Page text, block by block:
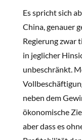
Es spricht sich
China, genauer
Regierung zwar
in jeglicher
unbeschränkt.
neben dem
ökonomische
aber dass es